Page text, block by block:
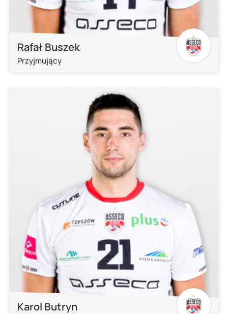
Rafał Buszek
Przyjmujący
Karol Butryn